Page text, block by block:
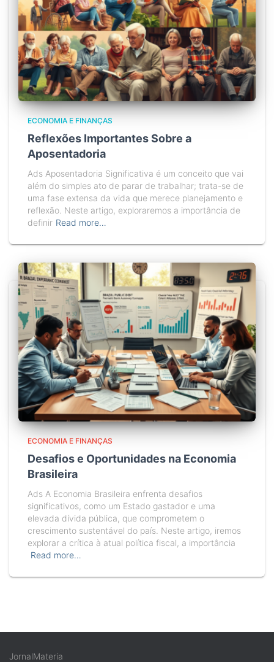
ECONOMIA E FINANÇAS
Reflexões Importantes Sobre a
Aposentadoria
Ads Aposentadoria Significativa é um conceito que vai
além do simples ato de parar de trabalhar; trata-se de
uma fase extensa da vida que merece planejamento e
reflexão. Neste artigo, exploraremos a importância de
definir Read more…
ECONOMIA E FINANÇAS
Desafios e Oportunidades na Economia
Brasileira
Ads A Economia Brasileira enfrenta desafios
significativos, como um Estado gastador e uma
elevada dívida pública, que comprometem o
crescimento sustentável do país. Neste artigo, iremos
explorar a crítica à atual política fiscal, a importância
Read more…
JornalMateria